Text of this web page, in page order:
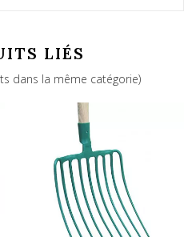
LIÉS
dans la même catégorie)